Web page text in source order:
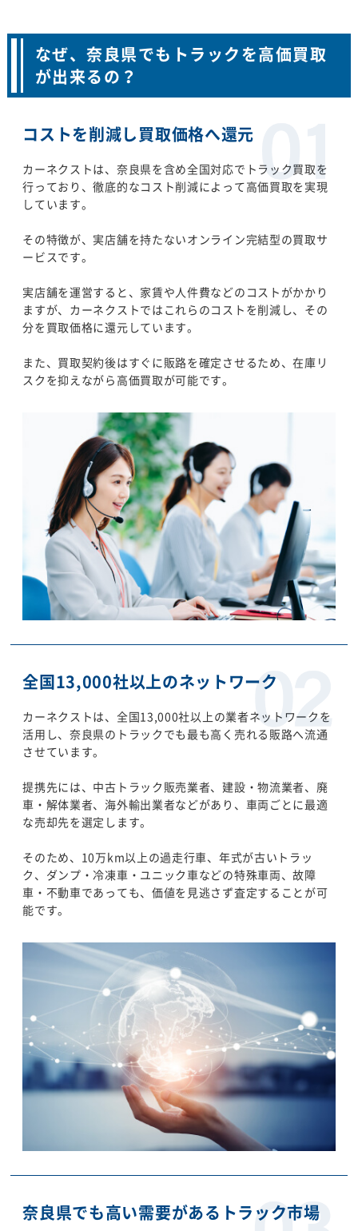
なぜ、奈良県でもトラックを高価買取
が出来るの？
コストを削減し買取価格へ還元
カーネクストは、奈良県を含め全国対応でトラック買取を
行っており、徹底的なコスト削減によって高価買取を実現
しています。
その特徴が、実店舗を持たないオンライン完結型の買取サ
ービスです。
実店舗を運営すると、家賃や人件費などのコストがかかり
ますが、カーネクストではこれらのコストを削減し、その
分を買取価格に還元しています。
また、買取契約後はすぐに販路を確定させるため、在庫リ
スクを抑えながら高価買取が可能です。
全国13,000社以上のネットワーク
カーネクストは、全国13,000社以上の業者ネットワークを
活用し、奈良県のトラックでも最も高く売れる販路へ流通
させています。
提携先には、中古トラック販売業者、建設・物流業者、廃
車・解体業者、海外輸出業者などがあり、車両ごとに最適
な売却先を選定します。
そのため、10万km以上の過走行車、年式が古いトラッ
ク、ダンプ・冷凍車・ユニック車などの特殊車両、故障
車・不動車であっても、価値を見逃さず査定することが可
能です。
奈良県でも高い需要があるトラック市場